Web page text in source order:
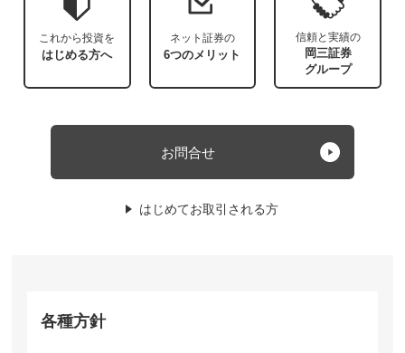
これから投資を
はじめる方へ
ネット証券の
6つのメリット
信頼と実績の
岡三証券
グループ
お問合せ
はじめてお取引される方
各種方針